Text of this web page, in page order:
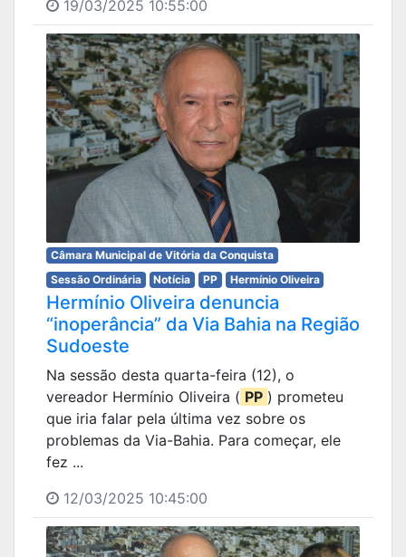
19/03/2025 10:55:00
Câmara Municipal de Vitória da Conquista
Sessão Ordinária
Notícia PP Hermínio Oliveira
Hermínio Oliveira denuncia
“inoperância” da Via Bahia na Região
Sudoeste
Na sessão desta quarta-feira (12), o
vereador Hermínio Oliveira ( PP ) prometeu
que iria falar pela última vez sobre os
problemas da Via-Bahia. Para começar, ele
fez ...
12/03/2025 10:45:00